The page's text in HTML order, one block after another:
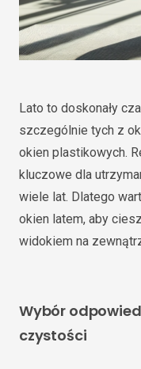
Lato to doskonały
szczególnie tych z
okien plastikowych.
kluczowe dla
wiele lat. Dlatego
okien latem, aby
widokiem na
Wybór
czystości